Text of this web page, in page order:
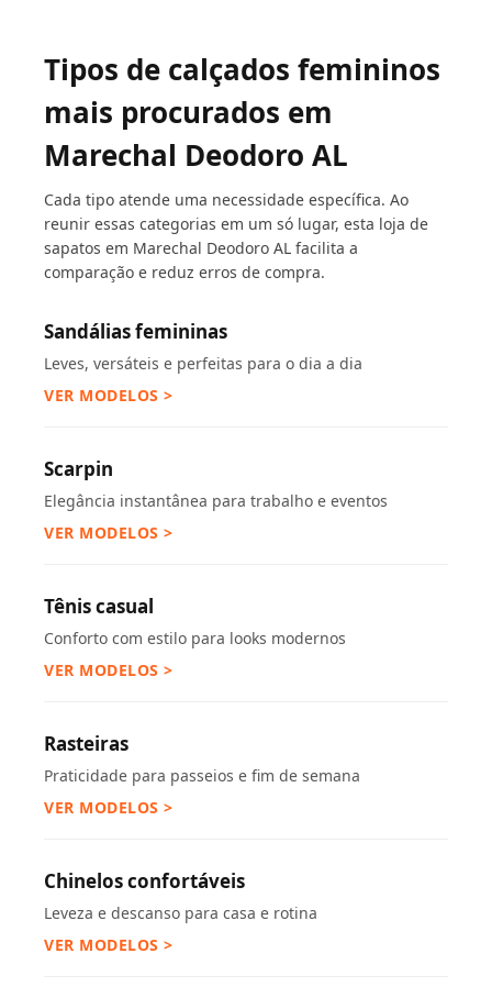
Tipos de calçados femininos
mais procurados em
Marechal Deodoro AL
Cada tipo atende uma necessidade específica. Ao
reunir essas categorias em um só lugar, esta loja de
sapatos em Marechal Deodoro AL facilita a
comparação e reduz erros de compra.
Sandálias femininas
Leves, versáteis e perfeitas para o dia a dia
VER MODELOS >
Scarpin
Elegância instantânea para trabalho e eventos
VER MODELOS >
Tênis casual
Conforto com estilo para looks modernos
VER MODELOS >
Rasteiras
Praticidade para passeios e fim de semana
VER MODELOS >
Chinelos confortáveis
Leveza e descanso para casa e rotina
VER MODELOS >